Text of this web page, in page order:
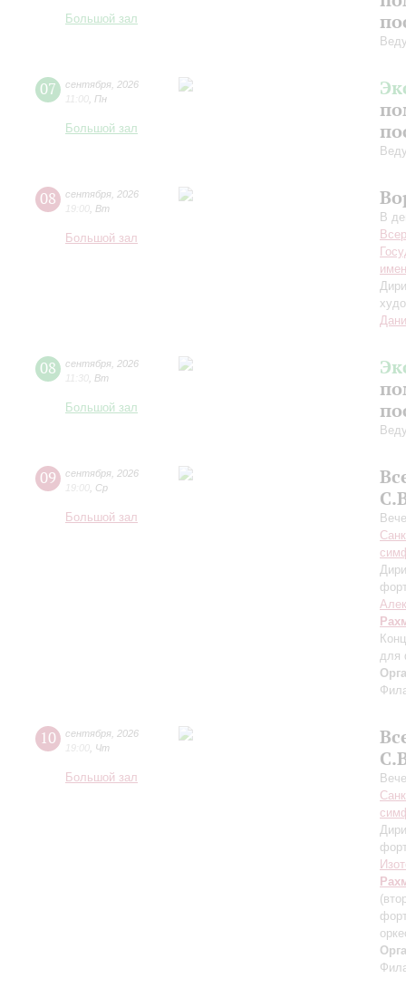
Большой зал
07 сентября 2026
11:00 Пн
Большой зал
08 сентября 2026
19:00 Вт
Большой зал
В
08 сентября 2026
11:30 Вт
Большой зал
09 сентября 2026
19:00 Ср
Большой зал
для
10 сентября 2026
19:00 Чт
Большой зал